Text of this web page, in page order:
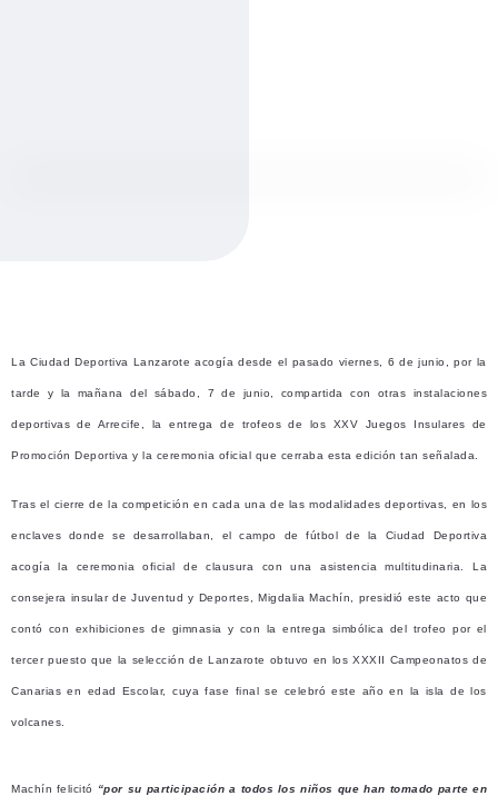
La Ciudad Deportiva Lanzarote acogía desde el pasado viernes, 6 de junio, por la
tarde y la mañana del sábado, 7 de junio, compartida con otras instalaciones
deportivas de Arrecife, la entrega de trofeos de los XXV Juegos Insulares de
Promoción Deportiva y la ceremonia oficial que cerraba esta edición tan señalada.
Tras el cierre de la competición en cada una de las modalidades deportivas, en los
enclaves donde se desarrollaban, el campo de fútbol de la Ciudad Deportiva
acogía la ceremonia oficial de clausura con una asistencia multitudinaria. La
consejera insular de Juventud y Deportes, Migdalia Machín, presidió este acto que
contó con exhibiciones de gimnasia y con la entrega simbólica del trofeo por el
tercer puesto que la selección de Lanzarote obtuvo en los XXXII Campeonatos de
Canarias en edad Escolar, cuya fase final se celebró este año en la isla de los
volcanes.
Machín felicitó “por su participación a todos los niños que han tomado parte en